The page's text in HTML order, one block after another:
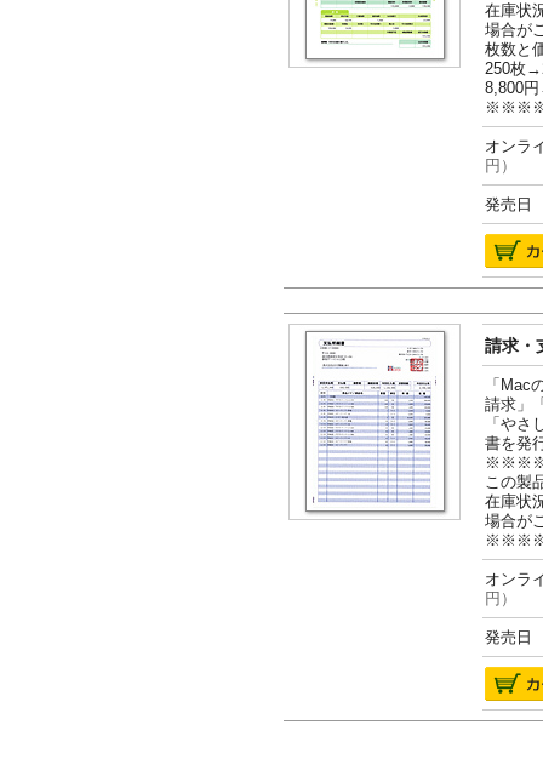
在庫状
場合が
枚数と
250枚
8,800
オン
円）
発売日
請求・
「Mac
請求」
「や
書を発
この製
在庫状
場合が
オン
円）
発売日